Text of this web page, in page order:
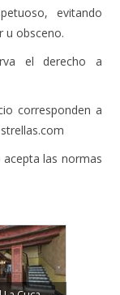
evitando
u obsceno.
el derecho a
corresponden a
las normas